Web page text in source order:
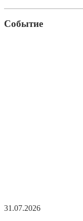
Событие
31.07.2026